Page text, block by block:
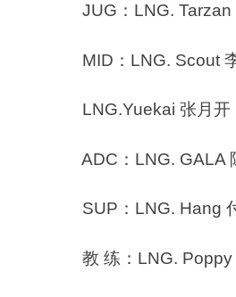
JUG：LNG. Tarzan
MID：LNG. Scout
LNG.Yuekai 张月开
ADC：LNG. GALA
SUP：LNG. Hang
教 练：LNG. Poppy